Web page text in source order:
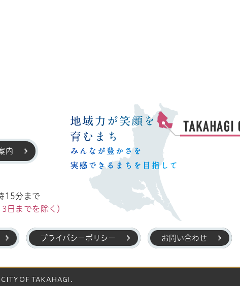
15分まで
日までを除く）
内
プライバシーポリシー お問い合わせ
CITY OF TAKAHAGI.